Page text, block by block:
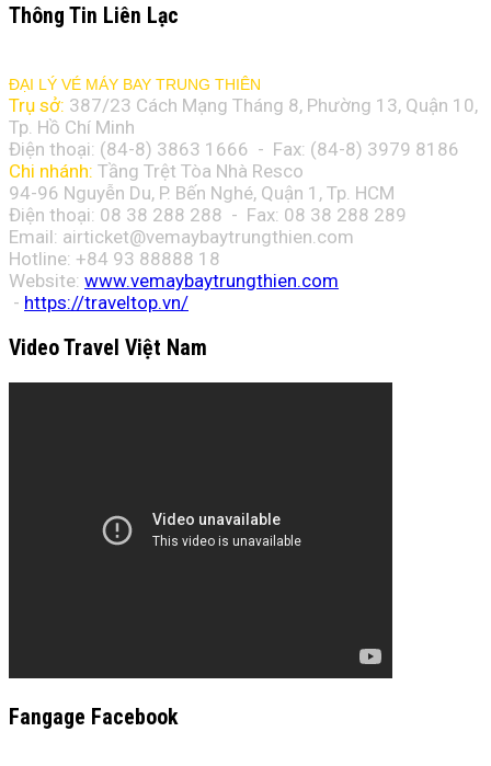
Thông Tin Liên Lạc
ĐẠI LÝ VÉ MÁY BAY TRUNG THIÊN
Trụ sở: 387/23 Cách Mạng Tháng 8, Phường 13, Quận 10,
Tp. Hồ Chí Minh
Điện thoại: (84-8) 3863 1666 - Fax: (84-8) 3979 8186
Chi nhánh: Tầng Trệt Tòa Nhà Resco
94-96 Nguyễn Du, P. Bến Nghé, Quận 1, Tp. HCM
Điện thoại: 08 38 288 288 - Fax: 08 38 288 289
Email: airticket@vemaybaytrungthien.com
Hotline: +84 93 88888 18
Website: www.vemaybaytrungthien.com
- https://traveltop.vn/
Video Travel Việt Nam
Fangage Facebook